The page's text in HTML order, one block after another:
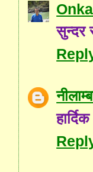
सुन्दर